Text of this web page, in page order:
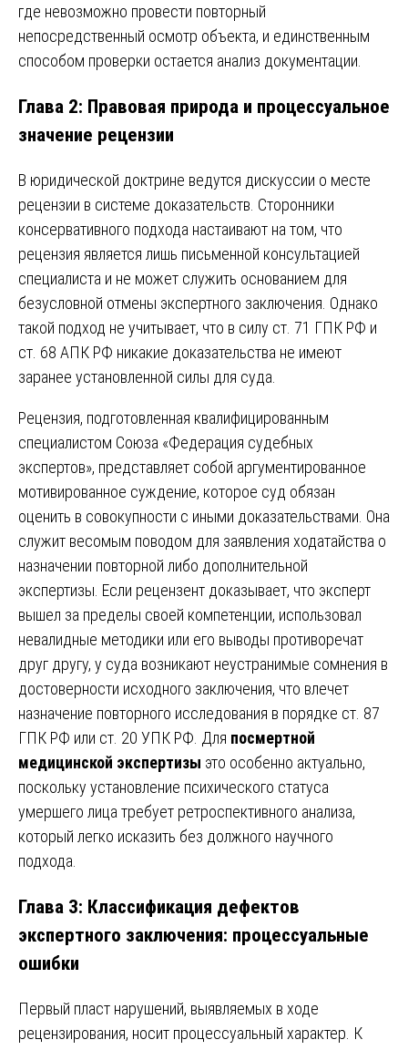
где невозможно провести повторный
непосредственный осмотр объекта, и единственным
способом проверки остается анализ документации.
Глава 2: Правовая природа и процессуальное
значение рецензии
В юридической доктрине ведутся дискуссии о месте
рецензии в системе доказательств. Сторонники
консервативного подхода настаивают на том, что
рецензия является лишь письменной консультацией
специалиста и не может служить основанием для
безусловной отмены экспертного заключения. Однако
такой подход не учитывает, что в силу ст. 71 ГПК РФ и
ст. 68 АПК РФ никакие доказательства не имеют
заранее установленной силы для суда.
Рецензия, подготовленная квалифицированным
специалистом Союза «Федерация судебных
экспертов», представляет собой аргументированное
мотивированное суждение, которое суд обязан
оценить в совокупности с иными доказательствами. Она
служит весомым поводом для заявления ходатайства о
назначении повторной либо дополнительной
экспертизы. Если рецензент доказывает, что эксперт
вышел за пределы своей компетенции, использовал
невалидные методики или его выводы противоречат
друг другу, у суда возникают неустранимые сомнения в
достоверности исходного заключения, что влечет
назначение повторного исследования в порядке ст. 87
ГПК РФ или ст. 20 УПК РФ. Для посмертной
медицинской экспертизы это особенно актуально,
поскольку установление психического статуса
умершего лица требует ретроспективного анализа,
который легко исказить без должного научного
подхода.
Глава 3: Классификация дефектов
экспертного заключения: процессуальные
ошибки
Первый пласт нарушений, выявляемых в ходе
рецензирования, носит процессуальный характер. К